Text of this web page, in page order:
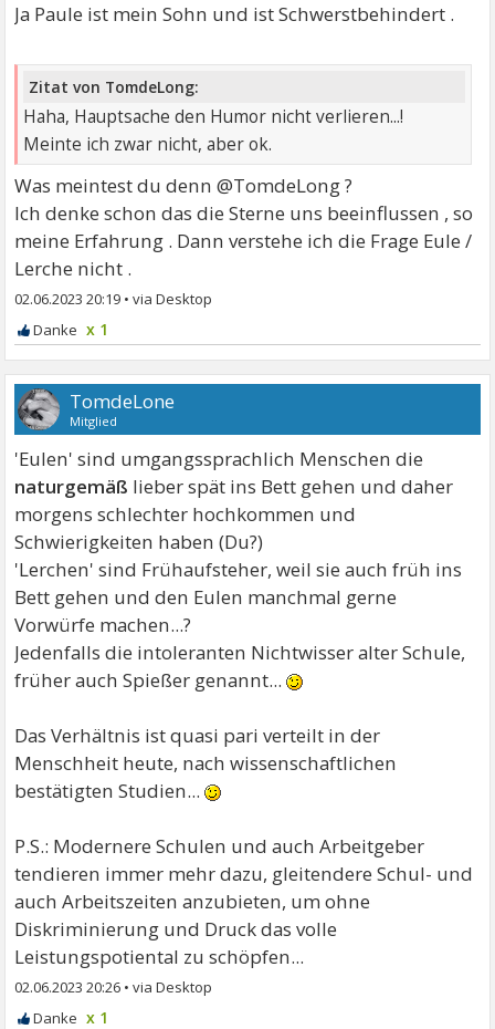
Ja Paule ist mein Sohn und ist Schwerstbehindert .
Zitat von TomdeLong:
Haha, Hauptsache den Humor nicht verlieren...!
Meinte ich zwar nicht, aber ok.
Was meintest du denn @TomdeLong ?
Ich denke schon das die Sterne uns beeinflussen , so
meine Erfahrung . Dann verstehe ich die Frage Eule /
Lerche nicht .
02.06.2023 20:19 •
x 1
TomdeLone
Mitglied
'Eulen' sind umgangssprachlich Menschen die
naturgemäß lieber spät ins Bett gehen und daher
morgens schlechter hochkommen und
Schwierigkeiten haben (Du?)
'Lerchen' sind Frühaufsteher, weil sie auch früh ins
Bett gehen und den Eulen manchmal gerne
Vorwürfe machen...?
Jedenfalls die intoleranten Nichtwisser alter Schule,
früher auch Spießer genannt...
Das Verhältnis ist quasi pari verteilt in der
Menschheit heute, nach wissenschaftlichen
bestätigten Studien...
P.S.: Modernere Schulen und auch Arbeitgeber
tendieren immer mehr dazu, gleitendere Schul- und
auch Arbeitszeiten anzubieten, um ohne
Diskriminierung und Druck das volle
Leistungspotiental zu schöpfen...
02.06.2023 20:26 •
x 1